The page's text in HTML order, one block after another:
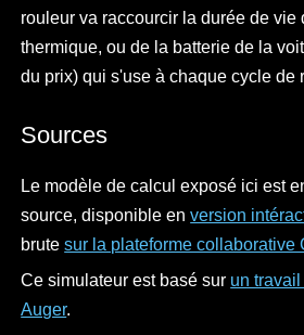
rouleur va raccourcir la durée de vie
thermique, ou de la batterie de la
du prix) qui s'use à chaque cycle de
Sources
Le modèle de calcul exposé ici est
source, disponible enversion
brutesur la plateforme collaborative
Ce simulateur est basé sur un travail
Auger.